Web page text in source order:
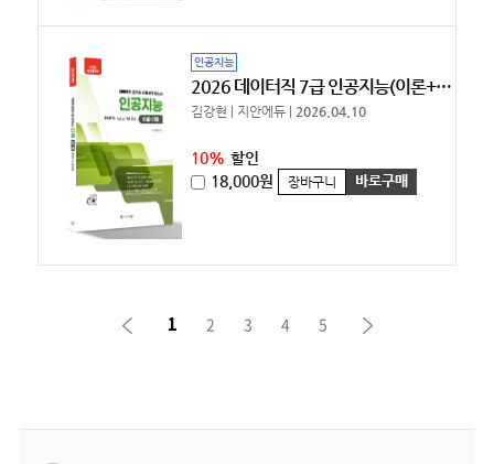
인공지능
2026 데이터직 7급 인공지능(이론+기출) [10%할인]
김강현 | 지안에듀 | 2026.04.10
10% 할인
18,000원
장바구니 바로구매
1 2 3 4 5